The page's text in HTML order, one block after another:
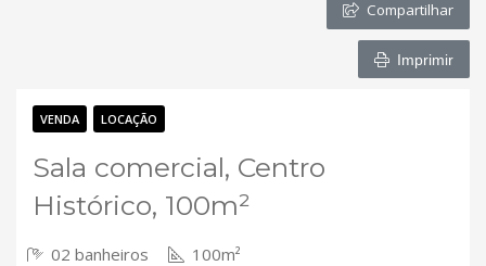
Contato
Compartilhar
Imprimir
VENDA LOCAÇÃO
Sala comercial, Centro
Histórico, 100m²
02 banheiros 100m²